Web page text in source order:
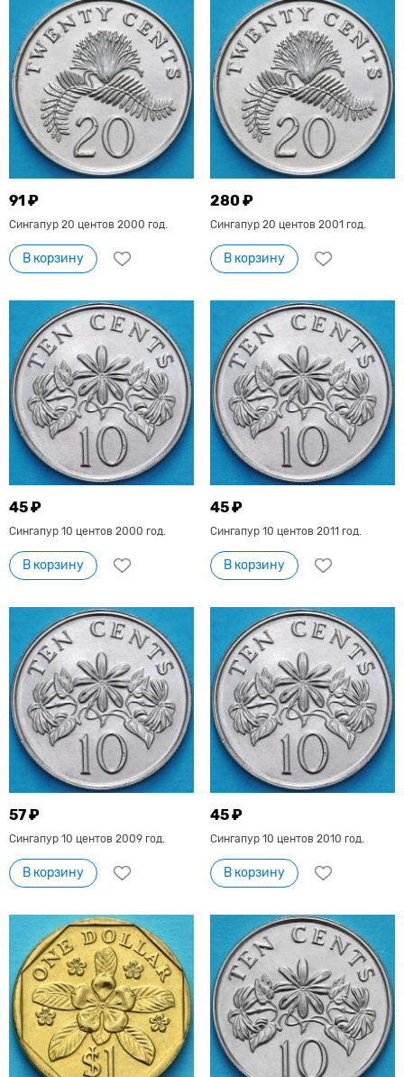
91 ₽
Сингапур 20 центов 2000 год.
В корзину
280 ₽
Сингапур 20 центов 2001 год.
В корзину
45 ₽
Сингапур 10 центов 2000 год.
В корзину
45 ₽
Сингапур 10 центов 2011 год.
В корзину
57 ₽
Сингапур 10 центов 2009 год.
В корзину
45 ₽
Сингапур 10 центов 2010 год.
В корзину